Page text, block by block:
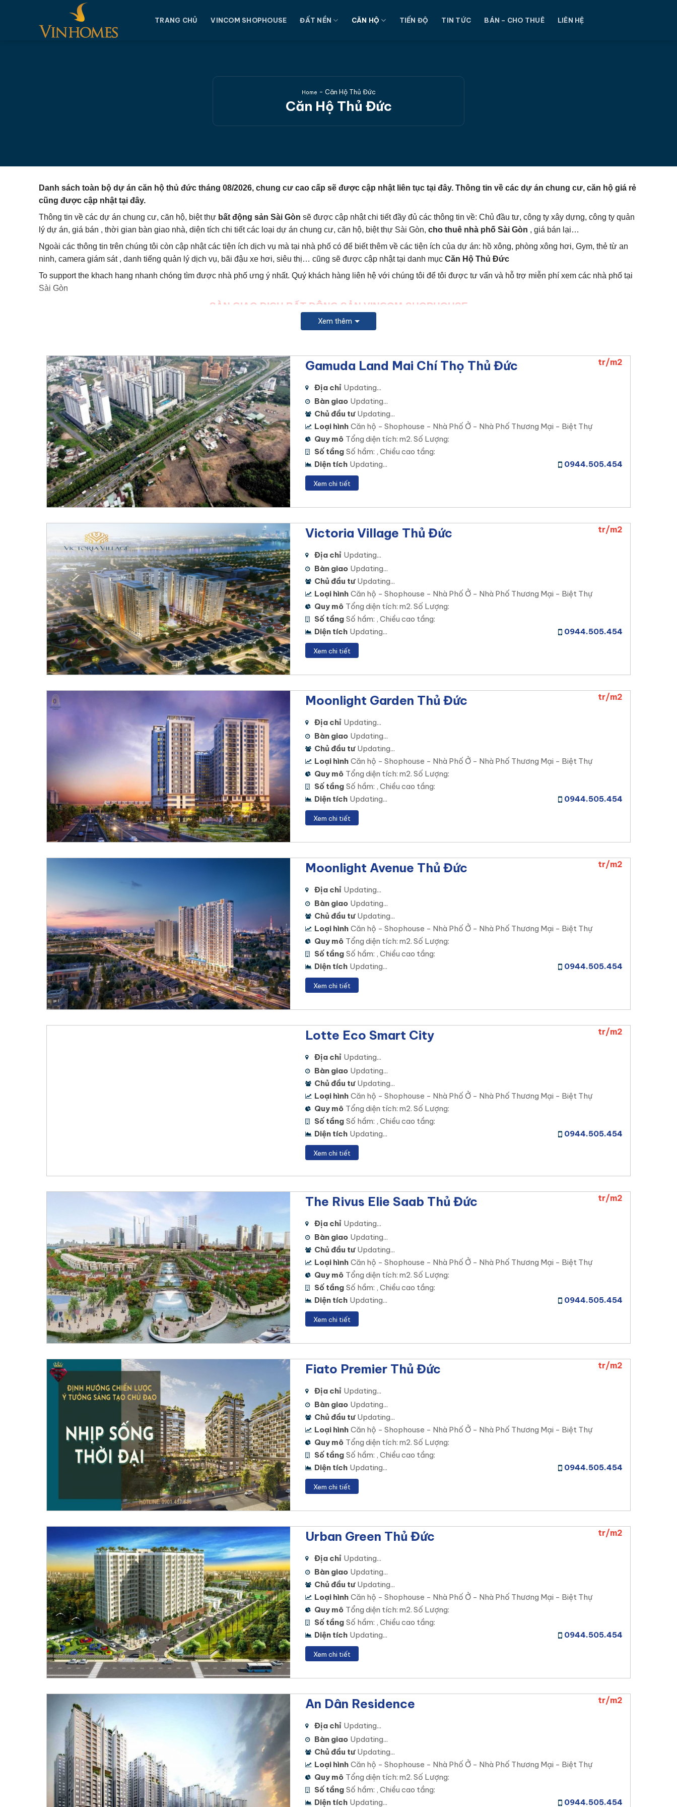
TRANG CHỦ VINCOM SHOPHOUSE ĐẤT NỀN CĂN HỘ TIẾN ĐỘ TIN TỨC BÁN – CHO THUÊ LIÊN HỆ
Home - Căn Hộ Thủ Đức
Căn Hộ Thủ Đức
Danh sách toàn bộ dự án căn hộ thủ đức tháng 08/2026, chung cư cao cấp sẽ được cập nhật liên tục tại đây. Thông tin về các dự án chung cư, căn hộ giá rẻ
cũng được cập nhật tại đây.
Thông tin về các dự án chung cư, căn hộ, biệt thự bất động sản Sài Gòn sẽ được cập nhật chi tiết đầy đủ các thông tin về: Chủ đầu tư, công ty xây dựng, công ty quản
lý dự án, giá bán , thời gian bàn giao nhà, diện tích chi tiết các loại dự án chung cư, căn hộ, biệt thự Sài Gòn, cho thuê nhà phố Sài Gòn , giá bán lại…
Ngoài các thông tin trên chúng tôi còn cập nhật các tiện ích dịch vụ mà tại nhà phố có để biết thêm về các tiện ích của dự án: hồ xông, phòng xông hơi, Gym, thẻ từ an
ninh, camera giám sát , danh tiếng quản lý dịch vụ, bãi đậu xe hơi, siêu thị… cũng sẽ được cập nhật tại danh mục Căn Hộ Thủ Đức
To support the khach hang nhanh chóng tìm được nhà phố ưng ý nhất. Quý khách hàng liên hệ với chúng tôi để tôi được tư vấn và hỗ trợ miễn phí xem các nhà phố tại
Sài Gòn
SÀN GIAO DỊCH BẤT ĐỘNG SẢN VINCOM-SHOPHOUSE
BẢNG GIÁ, CHÍNH SÁCH UU Đại
Giỏ hàng, bảng giá và hàng bán chính sách sẽ THAY ĐỔI THEO THÁNG,để hỗ trợ thông tin nhanh chóng và kịp thời.Quý khách hàng nên liên hệ hotline
0949.124.589 để có được thông tin chính xác và mới nhất thông qua đội ngũ nhân viên tư vấn chuyên nghiệp của dự án.
Bên ngoài công ty của chúng tôi, tôi luôn có nhân viên hỗ trợ khách hàng đi xem nhà mẫu và nhà thực hiện dự án 24/7.
sinh lời cao nhất, chúng tôi sẽ hỗ trợ quý khách hàng lấy căn hộ đẹp theo ý muốn và giá tốt nhất của dự án với các nhà phố đúng như yêu cầu của quý khách hàng.
NHẬN TÌNH – CHÍNH XÁC – CHUYÊN NGHIỆP
Xem thêm
Gamuda Land Mai Chí Thọ Thủ Đức tr/m2
Địa chỉ Updating...
Bàn giao Updating...
Chủ đầu tư Updating...
Loại hình Căn hộ - Shophouse - Nhà Phố Ở - Nhà Phố Thương Mại - Biệt Thự
Quy mô Tổng diện tích: m2. Số Lượng:
Số tầng Số hầm: , Chiều cao tầng:
Diện tích Updating... 0944.505.454
Xem chi tiết
Victoria Village Thủ Đức tr/m2
Địa chỉ Updating...
Bàn giao Updating...
Chủ đầu tư Updating...
Loại hình Căn hộ - Shophouse - Nhà Phố Ở - Nhà Phố Thương Mại - Biệt Thự
Quy mô Tổng diện tích: m2. Số Lượng:
Số tầng Số hầm: , Chiều cao tầng:
Diện tích Updating... 0944.505.454
Xem chi tiết
Moonlight Garden Thủ Đức tr/m2
Địa chỉ Updating...
Bàn giao Updating...
Chủ đầu tư Updating...
Loại hình Căn hộ - Shophouse - Nhà Phố Ở - Nhà Phố Thương Mại - Biệt Thự
Quy mô Tổng diện tích: m2. Số Lượng:
Số tầng Số hầm: , Chiều cao tầng:
Diện tích Updating... 0944.505.454
Xem chi tiết
Moonlight Avenue Thủ Đức tr/m2
Địa chỉ Updating...
Bàn giao Updating...
Chủ đầu tư Updating...
Loại hình Căn hộ - Shophouse - Nhà Phố Ở - Nhà Phố Thương Mại - Biệt Thự
Quy mô Tổng diện tích: m2. Số Lượng:
Số tầng Số hầm: , Chiều cao tầng:
Diện tích Updating... 0944.505.454
Xem chi tiết
Lotte Eco Smart City tr/m2
Địa chỉ Updating...
Bàn giao Updating...
Chủ đầu tư Updating...
Loại hình Căn hộ - Shophouse - Nhà Phố Ở - Nhà Phố Thương Mại - Biệt Thự
Quy mô Tổng diện tích: m2. Số Lượng:
Số tầng Số hầm: , Chiều cao tầng:
Diện tích Updating... 0944.505.454
Xem chi tiết
The Rivus Elie Saab Thủ Đức tr/m2
Địa chỉ Updating...
Bàn giao Updating...
Chủ đầu tư Updating...
Loại hình Căn hộ - Shophouse - Nhà Phố Ở - Nhà Phố Thương Mại - Biệt Thự
Quy mô Tổng diện tích: m2. Số Lượng:
Số tầng Số hầm: , Chiều cao tầng:
Diện tích Updating... 0944.505.454
Xem chi tiết
Fiato Premier Thủ Đức tr/m2
Địa chỉ Updating...
Bàn giao Updating...
Chủ đầu tư Updating...
Loại hình Căn hộ - Shophouse - Nhà Phố Ở - Nhà Phố Thương Mại - Biệt Thự
Quy mô Tổng diện tích: m2. Số Lượng:
Số tầng Số hầm: , Chiều cao tầng:
Diện tích Updating... 0944.505.454
Xem chi tiết
Urban Green Thủ Đức tr/m2
Địa chỉ Updating...
Bàn giao Updating...
Chủ đầu tư Updating...
Loại hình Căn hộ - Shophouse - Nhà Phố Ở - Nhà Phố Thương Mại - Biệt Thự
Quy mô Tổng diện tích: m2. Số Lượng:
Số tầng Số hầm: , Chiều cao tầng:
Diện tích Updating... 0944.505.454
Xem chi tiết
An Dân Residence tr/m2
Địa chỉ Updating...
Bàn giao Updating...
Chủ đầu tư Updating...
Loại hình Căn hộ - Shophouse - Nhà Phố Ở - Nhà Phố Thương Mại - Biệt Thự
Quy mô Tổng diện tích: m2. Số Lượng:
Số tầng Số hầm: , Chiều cao tầng:
Diện tích Updating... 0944.505.454